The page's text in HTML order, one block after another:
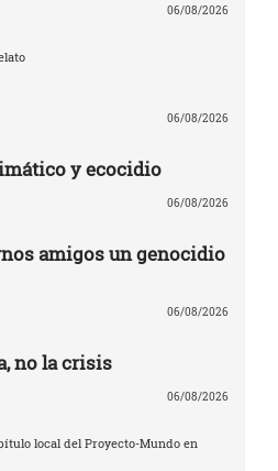
06/08/2026
06/08/2026
y ecocidio
06/08/2026
amigos un genocidio
06/08/2026
no la crisis
06/08/2026
local del Proyecto-Mundo en